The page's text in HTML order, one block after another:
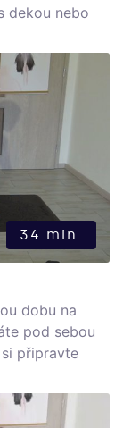
dekou nebo
lekce není
každý sval
vás také
vnitřní klid a
34 min.
dobu na
pod sebou
připravte
lekce
každý